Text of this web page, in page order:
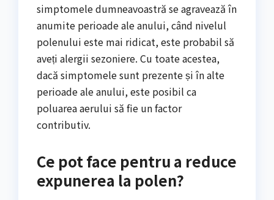
simptomele dumneavoastră se agravează în
anumite perioade ale anului, când nivelul
polenului este mai ridicat, este probabil să
aveți alergii sezoniere. Cu toate acestea,
dacă simptomele sunt prezente și în alte
perioade ale anului, este posibil ca
poluarea aerului să fie un factor
contributiv.
Ce pot face pentru a reduce
expunerea la polen?